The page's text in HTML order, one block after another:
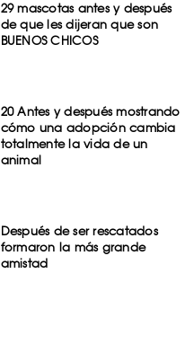
29 mascotas antes y después
de que les dijeran que son
BUENOS CHICOS
20 Antes y después mostrando
cómo una adopción cambia
totalmente la vida de un
animal
Después de ser rescatados
formaron la más grande
amistad